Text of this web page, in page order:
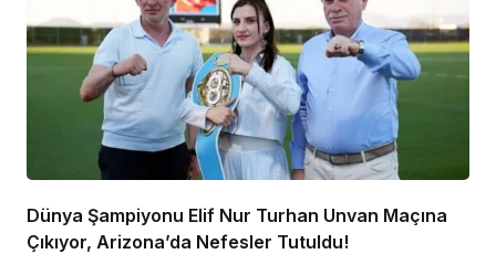
Dünya Şampiyonu Elif Nur Turhan Unvan Maçına
Çıkıyor, Arizona’da Nefesler Tutuldu!